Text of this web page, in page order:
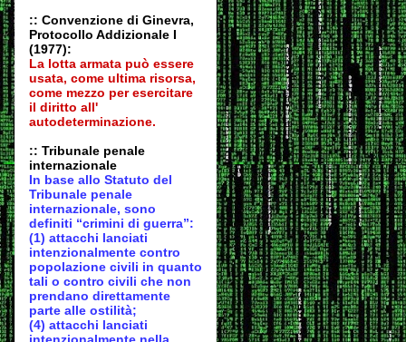
:: Convenzione di Ginevra,
Protocollo Addizionale I
(1977):
La lotta armata può essere
usata, come ultima risorsa,
come mezzo per esercitare
il diritto all'
autodeterminazione.
:: Tribunale penale
internazionale
In base allo Statuto del
Tribunale penale
internazionale, sono
definiti “crimini di guerra”:
(1) attacchi lanciati
intenzionalmente contro
popolazione civili in quanto
tali o contro civili che non
prendano direttamente
parte alle ostilità;
(4) attacchi lanciati